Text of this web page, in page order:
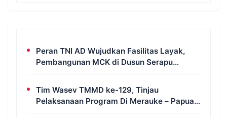
Peran TNI AD Wujudkan Fasilitas Layak,
Pembangunan MCK di Dusun Serapu
Rampung Dikerjakan
Tim Wasev TMMD ke-129, Tinjau
Pelaksanaan Program Di Merauke – Papua
Selatan